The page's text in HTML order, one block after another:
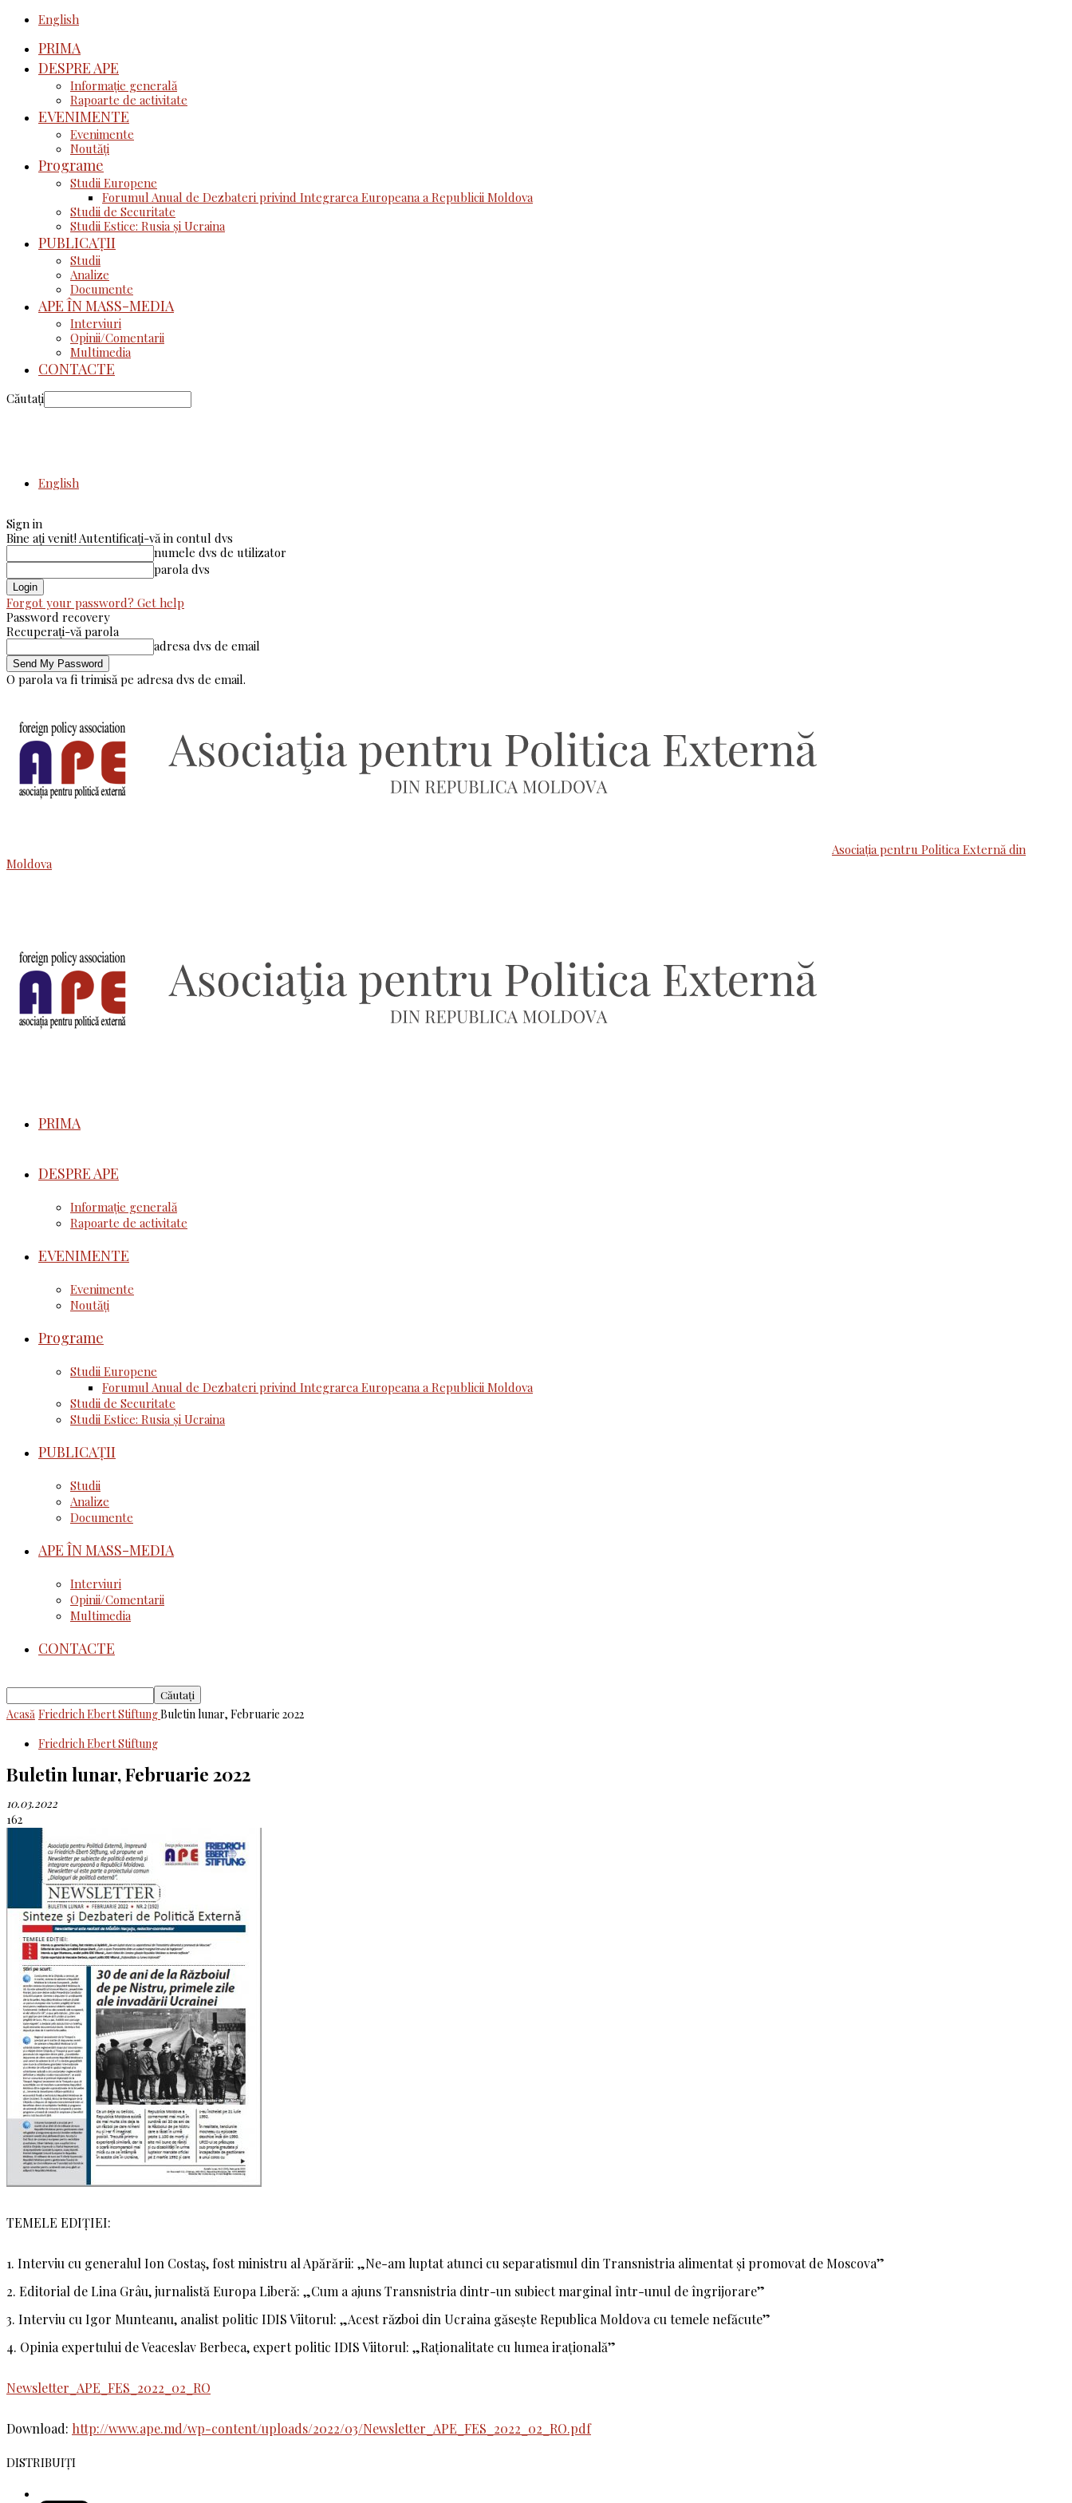
English
PRIMA
DESPRE APE
Informație generală
Rapoarte de activitate
EVENIMENTE
Evenimente
Noutăţi
Programe
Studii Europene
Forumul Anual de Dezbateri privind Integrarea Europeana a Republicii Moldova
Studii de Securitate
Studii Estice: Rusia și Ucraina
PUBLICAȚII
Studii
Analize
Documente
APE ÎN MASS-MEDIA
Interviuri
Opinii/Comentarii
Multimedia
CONTACTE
Căutați
English
Sign in
Bine ați venit! Autentificați-vă in contul dvs
numele dvs de utilizator
parola dvs
Forgot your password? Get help
Password recovery
Recuperați-vă parola
adresa dvs de email
O parola va fi trimisă pe adresa dvs de email.
Asociaţia pentru Politica Externă din
Moldova
PRIMA
DESPRE APE
Informație generală
Rapoarte de activitate
EVENIMENTE
Evenimente
Noutăţi
Programe
Studii Europene
Forumul Anual de Dezbateri privind Integrarea Europeana a Republicii Moldova
Studii de Securitate
Studii Estice: Rusia și Ucraina
PUBLICAȚII
Studii
Analize
Documente
APE ÎN MASS-MEDIA
Interviuri
Opinii/Comentarii
Multimedia
CONTACTE
Acasă Friedrich Ebert StiftungBuletin lunar, Februarie 2022
Friedrich Ebert Stiftung
Buletin lunar, Februarie 2022
10.03.2022
162
TEMELE EDIȚIEI:
1. Interviu cu generalul Ion Costaș, fost ministru al Apărării: „Ne-am luptat atunci cu separatismul din Transnistria alimentat și promovat de Moscova”
2. Editorial de Lina Grâu, jurnalistă Europa Liberă: „Cum a ajuns Transnistria dintr-un subiect marginal într-unul de îngrijorare”
3. Interviu cu Igor Munteanu, analist politic IDIS Viitorul: „Acest război din Ucraina găsește Republica Moldova cu temele nefăcute”
4. Opinia expertului de Veaceslav Berbeca, expert politic IDIS Viitorul: „Raționalitate cu lumea irațională”
Newsletter_APE_FES_2022_02_RO
Download: http://www.ape.md/wp-content/uploads/2022/03/Newsletter_APE_FES_2022_02_RO.pdf
DISTRIBUIȚI